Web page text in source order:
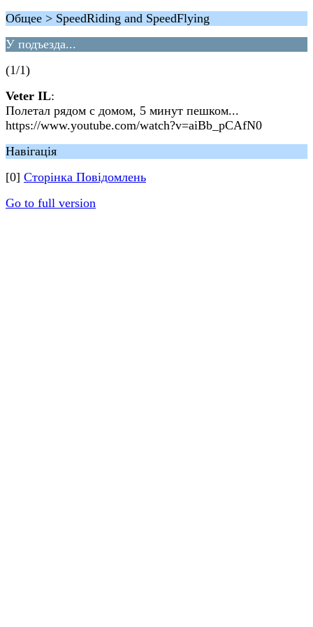
Общее > SpeedRiding and SpeedFlying
У подъезда...
(1/1)
Veter IL:
Полетал рядом с домом, 5 минут пешком...
https://www.youtube.com/watch?v=aiBb_pCAfN0
Навігація
[0] Сторінка Повідомлень
Go to full version